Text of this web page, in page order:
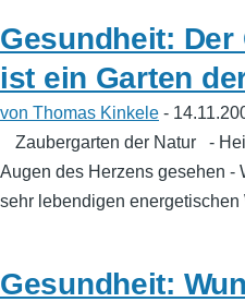
Gesundheit: Der
ist ein Garten
von Thomas Kinkele -
Zaubergarten der Natur -
Augen des Herzens gesehen -
sehr lebendigen energetischen
Gesundheit: